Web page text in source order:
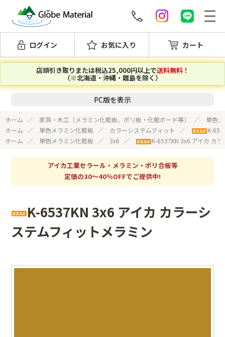
ログイン お気に入り カート
店頭引き取りまたは税込25,000円以上で送料無料！
（※北海道・沖縄・離島を除く）
PC版を表示
ホーム 家具・木工〔メラミン化粧板、ポリ板・化粧ボード等〕
単色
ホーム
単色メラミン化粧板 カラーシステムフィット
K-
ホーム
単色メラミン化粧板 3x6 K-6537KN 3x6 アイカ カ
アイカ工業セラール・メラミン・ポリ合板等
定価の30～40％OFFでご提供中!
K-6537KN 3x6 アイカ カラーシ
ステムフィットメラミン